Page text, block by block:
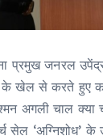
प्रमुख जनरल
के खेल से करते हुए
अगली चाल
सेल ‘अग्निशोध’ के